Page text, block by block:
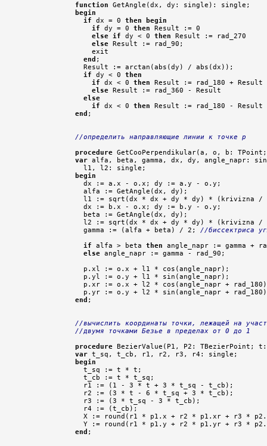
function
begin
if dx = 0 then
begin
if dy = 0 then Result := 0
else if dy < 0 then Result := rad_270
else Result := rad_90;
    exit
end ;
  Result := arctan(abs(dy) / abs(dx));
if dy < 0 then
if dx < 0 then Result := rad_180 + Result
else Result := rad_360 - Result
else
if dx < 0 then
end ;
//определить направляющие линии к точке p
procedure GetCooPerpendikular(a, o, b:
var alfa, beta, gamma, dx, dy, angle_napr:
begin
dx := a.x - o.x; dy := a.y - o.y;
  alfa := GetAngle(dx, dy);
l1 := sqrt(dx * dx + dy * dy) * (krivizna
  dx := b.x - o.x; dy := b.y - o.y;
  beta := GetAngle(dx, dy);
l2 := sqrt(dx * dx + dy * dy) * (krivizna
  gamma := (alfa + beta) / 2;
//биссектриса
if alfa > beta then angle_napr := gamma +
else angle_napr := gamma - rad_90;
  p.xl := o.x + l1 * cos(angle_napr);
  p.yl := o.y + l1 * sin(angle_napr);
p.xr := o.x + l2 * cos(angle_napr +
end ;
//вычислить координаты точки, лежащей на
//двумя точками Безье в пределах от 0 до 1
procedure BezierValue(P1, P2:
var
begin
t_sq := t * t;
  t_cb := t * t_sq;
  r1 := (1 - 3 * t + 3 * t_sq - t_cb);
  r2 := (3 * t - 6 * t_sq + 3 * t_cb);
  r3 := (3 * t_sq - 3 * t_cb);
  r4 := (t_cb);
X := round(r1 * p1.x + r2 * p1.xr + r3 *
end ;